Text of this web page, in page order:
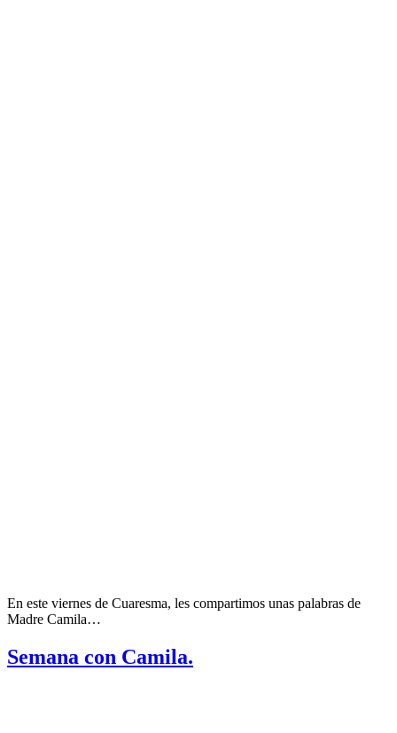
En este viernes de Cuaresma, les compartimos unas palabras de
Madre Camila…
Semana con Camila.